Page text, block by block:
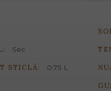
Sec
STICLĂ: 0.75 L